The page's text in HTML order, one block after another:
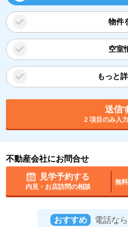
物件
空室
もっと
送信
2 項目のみ入
不動産会社にお問合せ
見学予約する
内見・お店訪問の相談
無料
おすすめ 電話な